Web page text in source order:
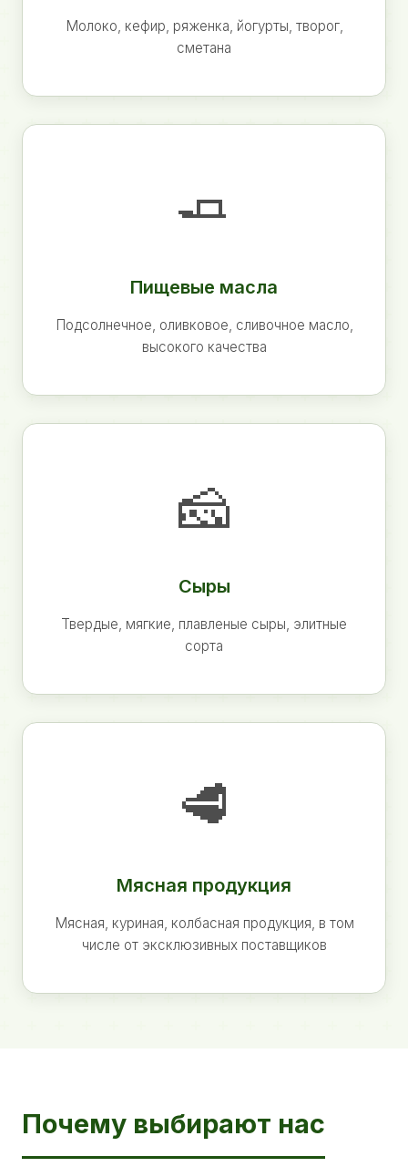
Молоко, кефир, ряженка, йогурты, творог,
сметана
🧈
Пищевые масла
Подсолнечное, оливковое, сливочное масло,
высокого качества
🧀
Сыры
Твердые, мягкие, плавленые сыры, элитные
сорта
🥩
Мясная продукция
Мясная, куриная, колбасная продукция, в том
числе от эксклюзивных поставщиков
Почему выбирают нас